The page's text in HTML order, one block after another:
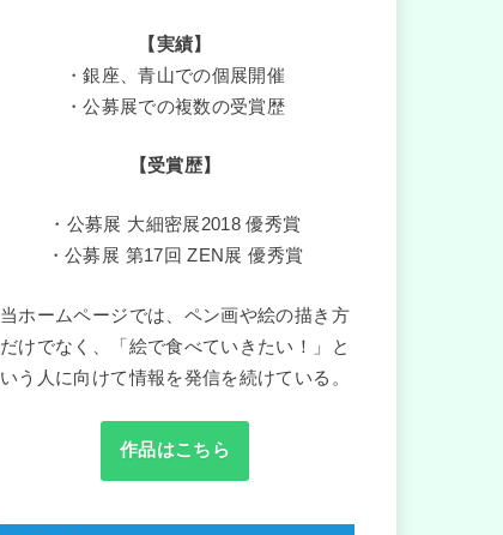
【実績】
・銀座、青山での個展開催
・公募展での複数の受賞歴
【受賞歴】
・公募展 大細密展2018 優秀賞
・公募展 第17回 ZEN展 優秀賞
当ホームページでは、ペン画や絵の描き方
だけでなく、「絵で食べていきたい！」と
いう人に向けて情報を発信を続けている。
作品はこちら